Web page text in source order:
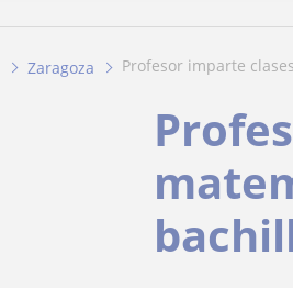
Zaragoza profesor imparte